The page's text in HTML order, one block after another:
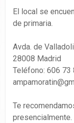
El local se
de primaria.
Avda. de
28008 Madrid
Teléfono: 606 73
Te
presencialmente.